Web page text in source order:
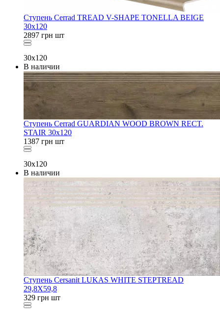
Ступень Cerrad TREAD V-SHAPE TONELLA BEIGE
30x120
2897 грн шт
30x120
В наличии
Ступень Cerrad GUARDIAN WOOD BROWN RECT.
STAIR 30x120
1387 грн шт
30x120
В наличии
Ступень Cersanit LUKAS WHITE STEPTREAD
29,8X59,8
329 грн шт